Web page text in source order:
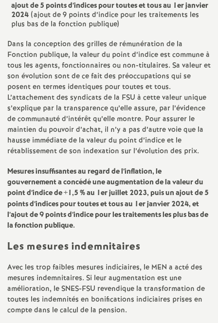
i
o
n
a
l
d
e
s
E
s
e
ajout de 5 points d’indices pour toutes et tous au 1er janvier
2024 (ajout de 9 points d’indice pour les traitements les
plus bas de la fonction publique)
Dans la conception des grilles de rémunération de la
Fonction publique, la valeur du point d’indice est commune à
tous les agents, fonctionnaires ou non-titulaires. Sa valeur et
son évolution sont de ce fait des préoccupations qui se
posent en termes identiques pour toutes et tous.
L’attachement des syndicats de la FSU à cette valeur unique
s’explique par la transparence qu’elle assure, par l’évidence
de communauté d’intérêt qu’elle montre. Pour assurer le
maintien du pouvoir d’achat, il n’y a pas d’autre voie que la
hausse immédiate de la valeur du point d’indice et le
rétablissement de son indexation sur l’évolution des prix.
Mesures insuffisantes au regard de l’inflation, le
gouvernement a concédé une augmentation de la valeur du
point d’indice de +1,5% au 1er juillet 2023, puis un ajout de 5
points d’indices pour toutes et tous au 1er janvier 2024, et
l’ajout de 9 points d’indice pour les traitements les plus bas de
la fonction publique.
Les mesures indemnitaires
Avec les trop faibles mesures indiciaires, le MEN a acté des
mesures indemnitaires. Si leur augmentation est une
amélioration, le SNES-FSU revendique la transformation de
toutes les indemnités en bonifications indiciaires prises en
compte dans le calcul de la pension.